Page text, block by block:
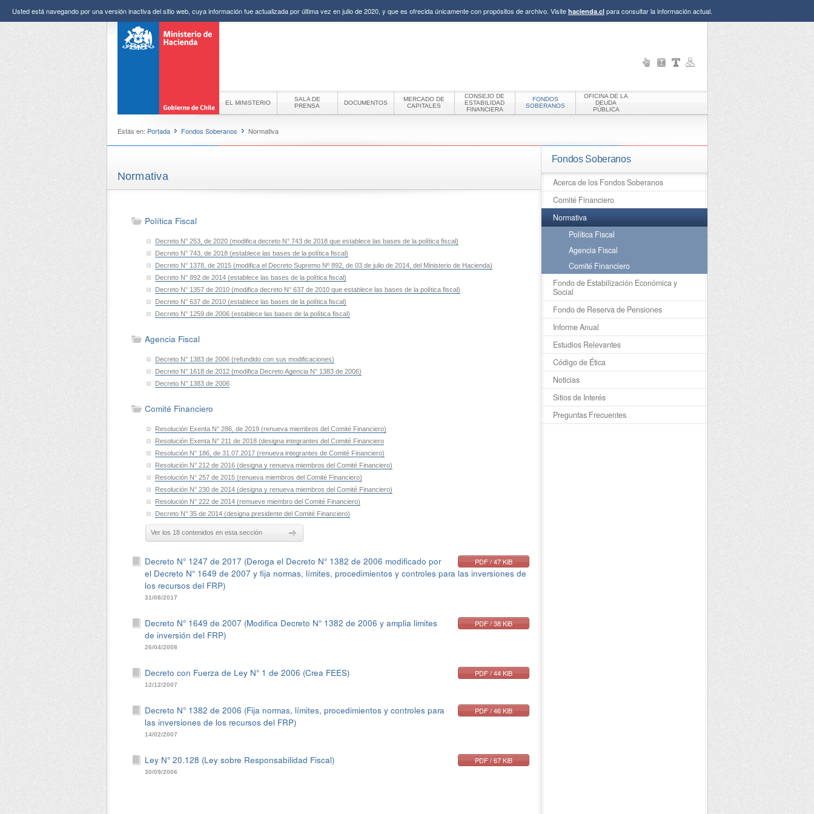
Usted está navegando por una versión inactiva del sitio web, cuya información fue actualizada por última vez en julio de 2020, y que es ofrecida únicamente con propósitos de archivo. Visite hacienda.cl para consultar la información actual.
EL MINISTERIO
SALA DE
PRENSA
DOCUMENTOS
MERCADO DE
CAPITALES
CONSEJO DE
ESTABILIDAD
FINANCIERA
FONDOS
SOBERANOS
OFICINA DE LA
DEUDA
PÚBLICA
Estás en: Portada Fondos Soberanos Normativa
Fondos Soberanos
Acerca de los Fondos Soberanos
Comité Financiero
Normativa
Política Fiscal
Agencia Fiscal
Comité Financiero
Fondo de Estabilización Económica y
Social
Fondo de Reserva de Pensiones
Informe Anual
Estudios Relevantes
Código de Ética
Noticias
Sitios de Interés
Preguntas Frecuentes
Normativa
Política Fiscal
Decreto N° 253, de 2020 (modifica decreto N° 743 de 2018 que establece las bases de la política fiscal)
Decreto N° 743, de 2018 (establece las bases de la política fiscal)
Decreto N° 1378, de 2015 (modifica el Decreto Supremo Nº 892, de 03 de julio de 2014, del Ministerio de Hacienda)
Decreto N° 892 de 2014 (establece las bases de la política fiscal)
Decreto N° 1357 de 2010 (modifica decreto N° 637 de 2010 que establece las bases de la política fiscal)
Decreto N° 637 de 2010 (establece las bases de la política fiscal)
Decreto N° 1259 de 2006 (establece las bases de la política fiscal)
Agencia Fiscal
Decreto N° 1383 de 2006 (refundido con sus modificaciones)
Decreto N° 1618 de 2012 (modifica Decreto Agencia N° 1383 de 2006)
Decreto N° 1383 de 2006
Comité Financiero
Resolución Exenta N° 286, de 2019 (renueva miembros del Comité Financiero)
Resolución Exenta N° 211 de 2018 (designa integrantes del Comité Financiero
Resolución N° 186, de 31.07.2017 (renueva integrantes de Comité Financiero)
Resolución N° 212 de 2016 (designa y renueva miembros del Comité Financiero)
Resolución N° 257 de 2015 (renueva miembros del Comité Financiero)
Resolución N° 230 de 2014 (designa y renueva miembros del Comité Financiero)
Resolución N° 222 de 2014 (remueve miembro del Comité Financiero)
Decreto N° 35 de 2014 (designa presidente del Comité Financiero)
Ver los 18 contenidos en esta sección
PDF / 47 KiB
Decreto N° 1247 de 2017 (Deroga el Decreto N° 1382 de 2006 modificado por
el Decreto N° 1649 de 2007 y fija normas, límites, procedimientos y controles para las inversiones de
los recursos del FRP)
31/08/2017
PDF / 38 KiB
Decreto N° 1649 de 2007 (Modifica Decreto N° 1382 de 2006 y amplia limites
de inversión del FRP)
26/04/2008
PDF / 44 KiB
Decreto con Fuerza de Ley N° 1 de 2006 (Crea FEES)
12/12/2007
PDF / 46 KiB
Decreto N° 1382 de 2006 (Fija normas, límites, procedimientos y controles para
las inversiones de los recursos del FRP)
14/02/2007
PDF / 67 KiB
Ley N° 20.128 (Ley sobre Responsabilidad Fiscal)
30/09/2006